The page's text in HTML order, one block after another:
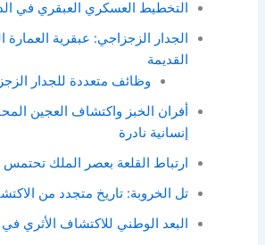
التخطيط العسكري العبقري في
الجدار الزجزاجي: عبقرية العمارة
القديمة
وظائف متعددة للجدار
أفران الخبز واكتشاف العجين
إنسانية نادرة
ارتباط القلعة بعصر الملك تحتمس
تل الخروبة: تاريخ متجدد من
البعد الوطني للاكتشاف الأثري